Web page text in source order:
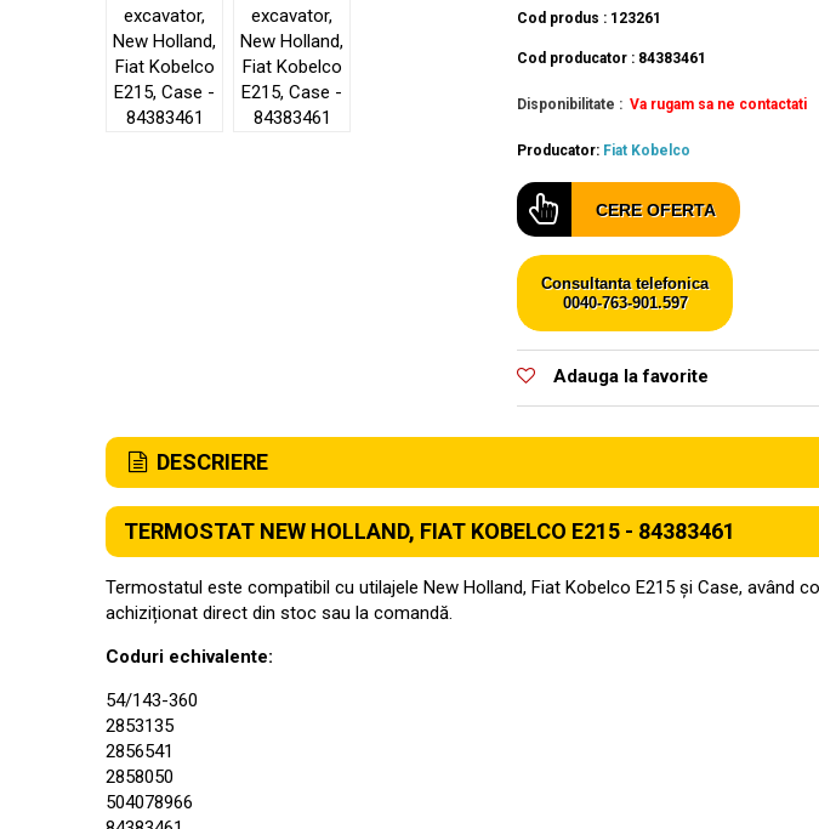
Cod produs : 123261
Cod producator : 84383461
Disponibilitate : Va rugam sa ne contactati
Producator: Fiat Kobelco
CERE OFERTA
Consultanta telefonica
0040-763-901.597
Adauga la favorite
DESCRIERE
TERMOSTAT NEW HOLLAND, FIAT KOBELCO E215 - 84383461
Termostatul este compatibil cu utilajele New Holland, Fiat Kobelco E215 și Case,
achiziționat direct din stoc sau la comandă.
Coduri echivalente:
54/143-360
2853135
2856541
2858050
504078966